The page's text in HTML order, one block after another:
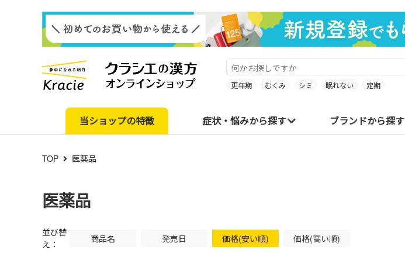
更年期 むくみ シミ 眠れない 定期
当ショップの特徴 症状・悩みから探す ブランドから探す
TOP 医薬品
医薬品
並び替
え：
商品名 発売日 価格(安い順) 価格(高い順)